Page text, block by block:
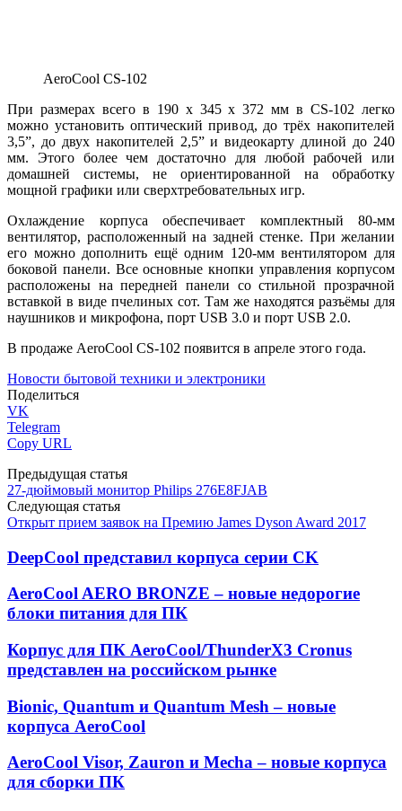
AeroCool CS-102
При размерах всего в 190 x 345 x 372 мм в CS-102 легко
можно установить оптический привод, до трёх накопителей
3,5”, до двух накопителей 2,5” и видеокарту длиной до 240
мм. Этого более чем достаточно для любой рабочей или
домашней системы, не ориентированной на обработку
мощной графики или сверхтребовательных игр.
Охлаждение корпуса обеспечивает комплектный 80-мм
вентилятор, расположенный на задней стенке. При желании
его можно дополнить ещё одним 120-мм вентилятором для
боковой панели. Все основные кнопки управления корпусом
расположены на передней панели со стильной прозрачной
вставкой в виде пчелиных сот. Там же находятся разъёмы для
наушников и микрофона, порт USB 3.0 и порт USB 2.0.
В продаже AeroCool CS-102 появится в апреле этого года.
Новости бытовой техники и электроники
Поделиться
VK
Telegram
Copy URL
Предыдущая статья
27-дюймовый монитор Philips 276E8FJAB
Следующая статья
Открыт прием заявок на Премию James Dyson Award 2017
DeepCool представил корпуса серии CK
AeroCool AERO BRONZE – новые недорогие
блоки питания для ПК
Корпус для ПК AeroCool/ThunderX3 Cronus
представлен на российском рынке
Bionic, Quantum и Quantum Mesh – новые
корпуса AeroCool
AeroCool Visor, Zauron и Mecha – новые корпуса
для сборки ПК